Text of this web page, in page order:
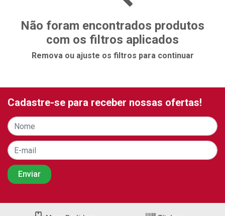
Não foram encontrados produtos
com os filtros aplicados
Remova ou ajuste os filtros para continuar
Cadastre-se para receber nossas ofertas!